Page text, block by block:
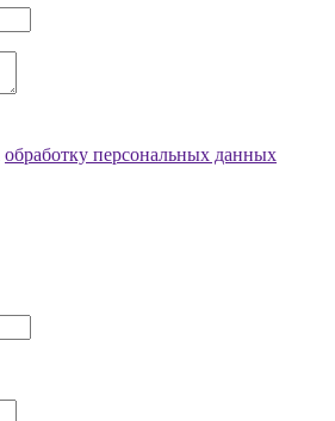
обработку персональных данных